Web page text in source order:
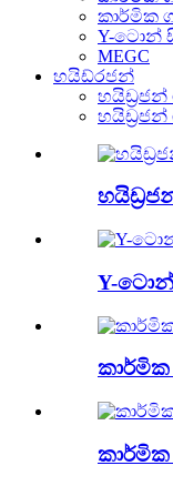
කාර්මික
Y-ටොන්
MEGC
හයිඩ්රජන්
හයිඩ්‍රජන්
Y-
කාර්මික